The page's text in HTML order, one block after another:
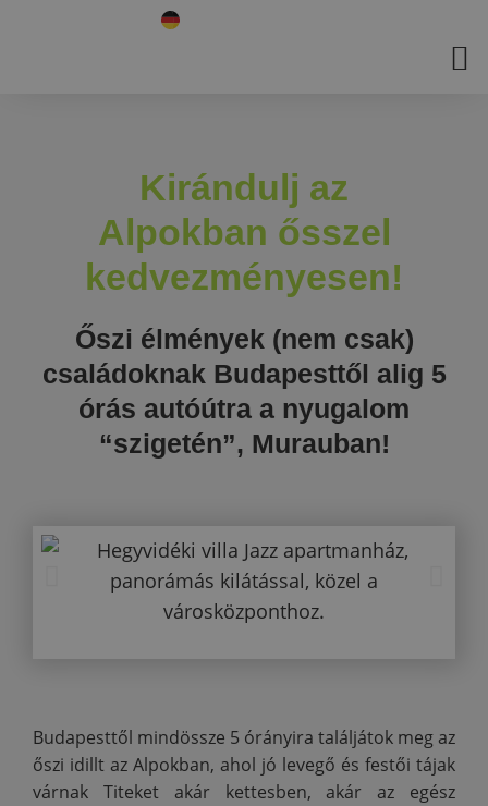
Kirándulj az
Alpokban ősszel
kedvezményesen!
Őszi élmények (nem csak)
családoknak Budapesttől alig 5
órás autóútra a nyugalom
“szigetén”, Murauban!
Budapesttől mindössze 5 órányira találjátok meg az
őszi idillt az Alpokban, ahol jó levegő és festői tájak
várnak Titeket akár kettesben, akár az egész